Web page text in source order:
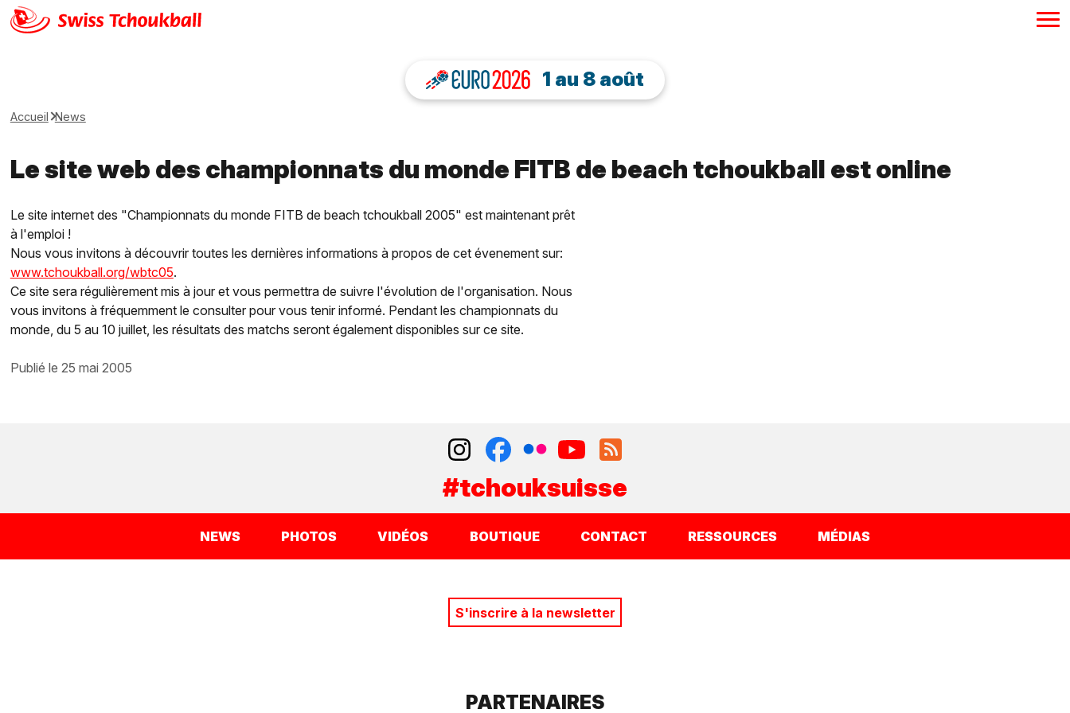
1 au 8 août
Accueil News
Le site web des championnats du monde FITB de beach tchoukball est online
Le site internet des "Championnats du monde FITB de beach tchoukball 2005" est maintenant prêt
à l'emploi !
Nous vous invitons à découvrir toutes les dernières informations à propos de cet évenement sur:
www.tchoukball.org/wbtc05.
Ce site sera régulièrement mis à jour et vous permettra de suivre l'évolution de l'organisation. Nous
vous invitons à fréquemment le consulter pour vous tenir informé. Pendant les championnats du
monde, du 5 au 10 juillet, les résultats des matchs seront également disponibles sur ce site.
publié le 25 mai 2005
#tchouksuisse
NEWS PHOTOS VIDÉOS BOUTIQUE CONTACT RESSOURCES MÉDIAS
S'inscrire à la newsletter
PARTENAIRES